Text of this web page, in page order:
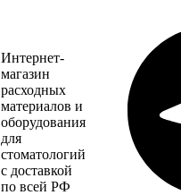
Интернет-
магазин
расходных
материалов и
оборудования
для
стоматологий
с доставкой
по всей РФ